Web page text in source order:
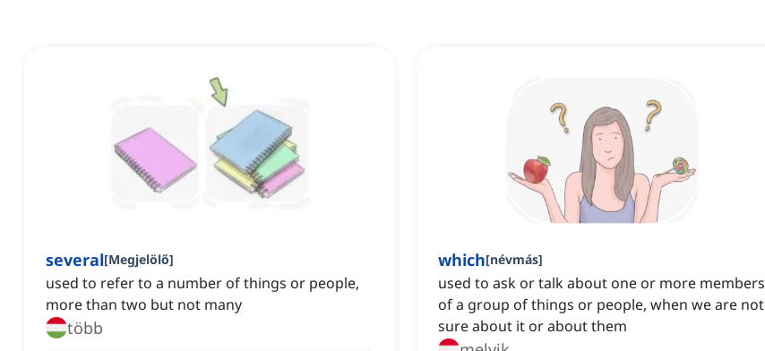
several[Megjelölő]
used to refer to a number of things or people,
more than two but not many
több
which[névmás]
used to ask or talk about one or more members
of a group of things or people, when we are not
sure about it or about them